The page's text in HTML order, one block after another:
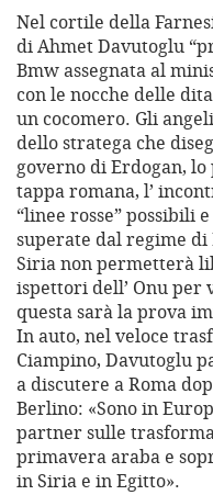
Nel cortile della
di Ahmet Davutoglu
Bmw assegnata al
con le nocche delle
un cocomero. Gli
dello stratega che
governo di Erdogan,
tappa romana, l’
“linee rosse” possibili
superate dal regime di
Siria non permetterà
ispettori dell’ Onu
questa sarà la prova
In auto, nel veloce
Ciampino, Davutoglu
a discutere a Roma
Berlino: «Sono in
partner sulle
primavera araba e
in Siria e in Egitto».